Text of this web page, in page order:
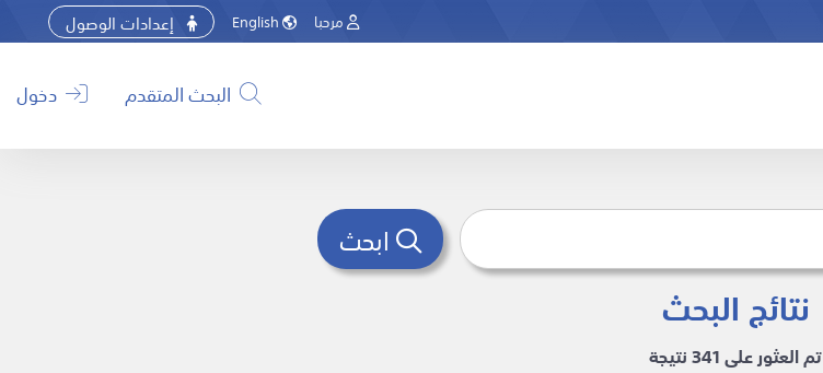
إعدادات الوصول مرحبا
البحث المتقدم دخول
نتائج البحث
تم العثور على 341 نتيجة